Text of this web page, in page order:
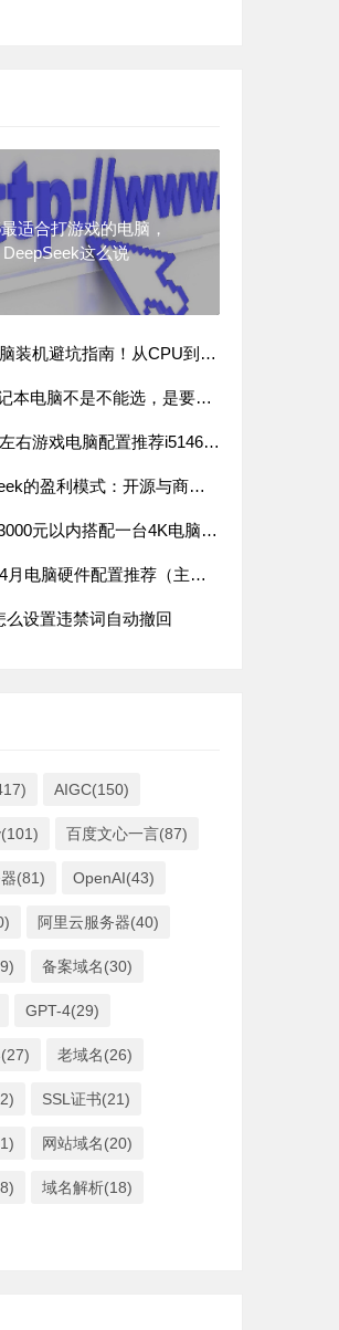
适合打游戏的电脑，
DeepSeek这么说
避坑指南！从CPU到电源的选购全攻略
电脑不是不能选，是要客观的去选。
电脑配置推荐i514600KF配RTX5070装机配置分享
盈利模式：开源与商业化的完美融合
以内搭配一台4K电脑主机（2025年市场行情）
电脑硬件配置推荐（主板篇）：
么设置违禁词自动撤回
AIGC(150)
百度文心一言(87)
(81) OpenAI(43)
阿里云服务器(40)
备案域名(30)
GPT-4(29)
老域名(26)
SSL证书(21)
网站域名(20)
域名解析(18)